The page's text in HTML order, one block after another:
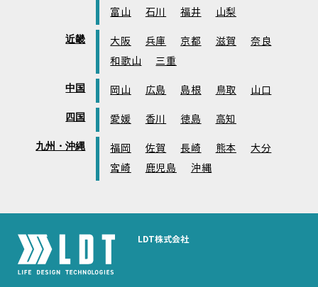
富山
石川 福井 山梨
近畿 大阪 兵庫 京都 滋賀
奈良
和歌山
三重
中国 岡山 広島 島根 鳥取 山口
四国 愛媛 香川 徳島 高知
九州・沖縄 福岡 佐賀 長崎 熊本
大分
宮崎
鹿児島 沖縄
LDT株式会社